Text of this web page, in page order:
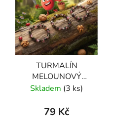
TURMALÍN
MELOUNOVÝ
NÁRAMEK NA RUKU
Skladem (3 ks)
79 Kč